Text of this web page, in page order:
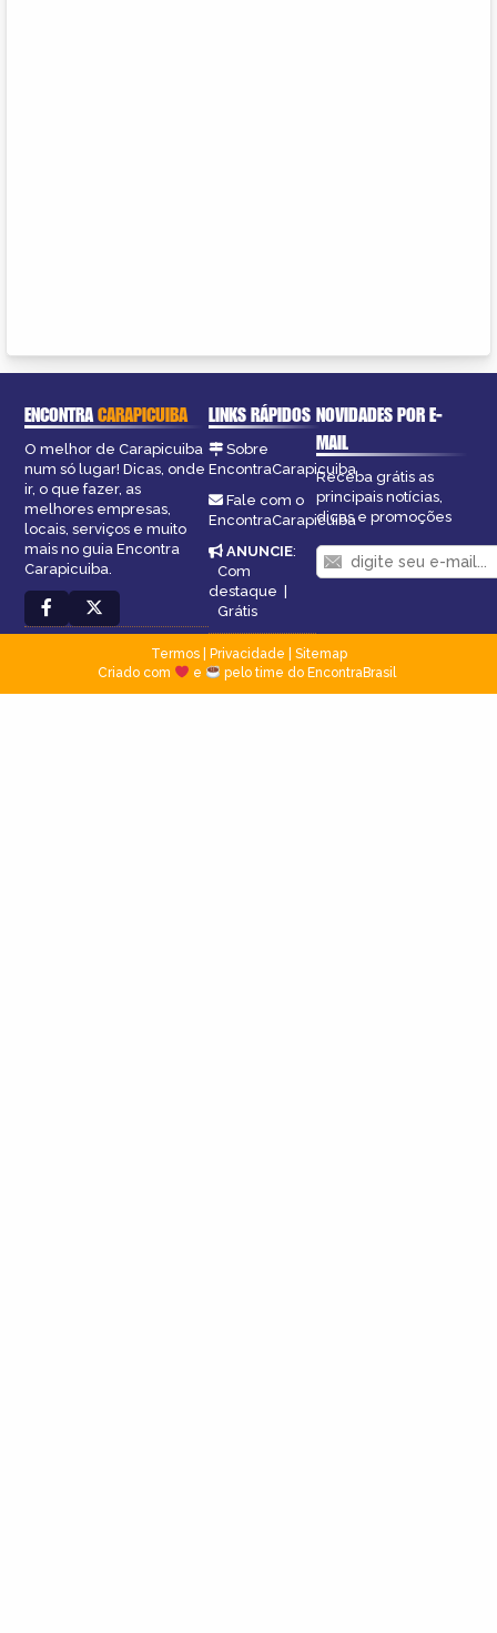
ENCONTRACARAPICUIBA
O melhor de Carapicuiba
num só lugar! Dicas, onde
ir, o que fazer, as
melhores empresas,
locais, serviços e muito
mais no guia Encontra
Carapicuiba.
LINKS RÁPIDOS
Sobre
EncontraCarapicuiba
Fale com o
EncontraCarapicuiba
ANUNCIE:
Com
destaque |
Grátis
NOVIDADES POR E-
MAIL
Receba grátis as
principais notícias,
dicas e promoções
Termos| Privacidade
Sitemap
Criado com
e pelo time do EncontraBrasil